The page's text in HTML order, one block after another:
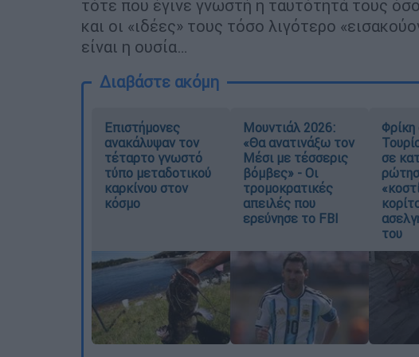
τότε που έγινε γνωστή η ταυτότητά τους
και οι «ιδέες» τους τόσο λιγότερο
είναι η ουσία…
Διαβάστε ακόμη
Επιστήμονες
ανακάλυψαν τον
τέταρτο γνωστό
τύπο μεταδοτικού
καρκίνου στον
κόσμο
Μουντιάλ 2026:
«Θα ανατινάξω τον
Μέσι με τέσσερις
βόμβες» - Οι
τρομοκρατικές
απειλές που
ερεύνησε το FBI
σε
του